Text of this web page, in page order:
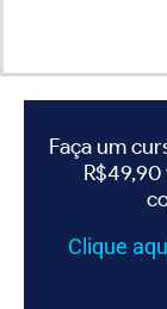
Faça um
Clique